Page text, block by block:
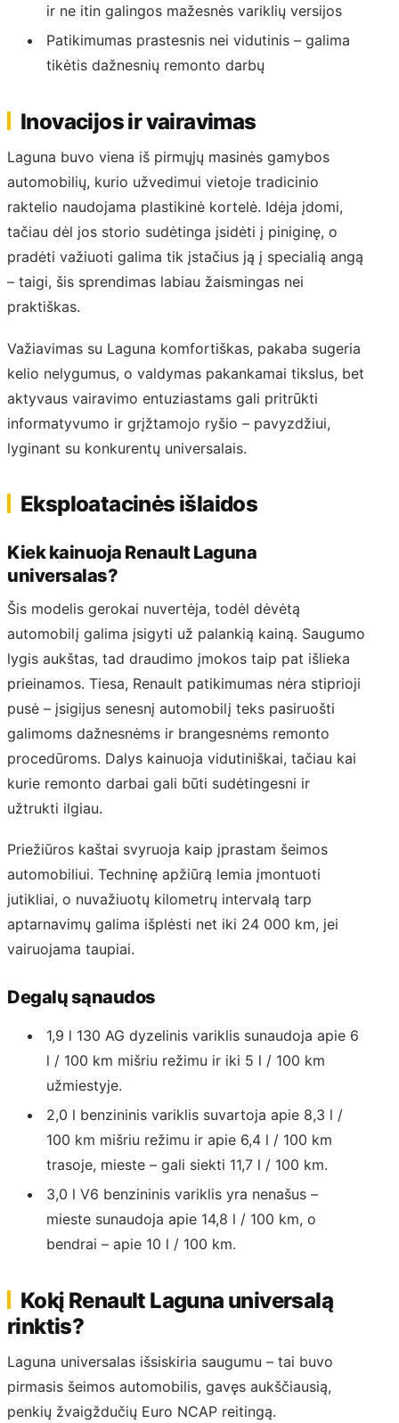
ir ne itin galingos mažesnės variklių versijos
Patikimumas prastesnis nei vidutinis – galima
tikėtis dažnesnių remonto darbų
Inovacijos ir vairavimas
Laguna buvo viena iš pirmųjų masinės gamybos
automobilių, kurio užvedimui vietoje tradicinio
raktelio naudojama plastikinė kortelė. Idėja įdomi,
tačiau dėl jos storio sudėtinga įsidėti į piniginę, o
pradėti važiuoti galima tik įstačius ją į specialią angą
– taigi, šis sprendimas labiau žaismingas nei
praktiškas.
Važiavimas su Laguna komfortiškas, pakaba sugeria
kelio nelygumus, o valdymas pakankamai tikslus, bet
aktyvaus vairavimo entuziastams gali pritrūkti
informatyvumo ir grįžtamojo ryšio – pavyzdžiui,
lyginant su konkurentų universalais.
Eksploatacinės išlaidos
Kiek kainuoja Renault Laguna
universalas?
Šis modelis gerokai nuvertėja, todėl dėvėtą
automobilį galima įsigyti už palankią kainą. Saugumo
lygis aukštas, tad draudimo įmokos taip pat išlieka
prieinamos. Tiesa, Renault patikimumas nėra stiprioji
pusė – įsigijus senesnį automobilį teks pasiruošti
galimoms dažnesnėms ir brangesnėms remonto
procedūroms. Dalys kainuoja vidutiniškai, tačiau kai
kurie remonto darbai gali būti sudėtingesni ir
užtrukti ilgiau.
Priežiūros kaštai svyruoja kaip įprastam šeimos
automobiliui. Techninę apžiūrą lemia įmontuoti
jutikliai, o nuvažiuotų kilometrų intervalą tarp
aptarnavimų galima išplėsti net iki 24 000 km, jei
vairuojama taupiai.
Degalų sąnaudos
1,9 l 130 AG dyzelinis variklis sunaudoja apie 6
l / 100 km mišriu režimu ir iki 5 l / 100 km
užmiestyje.
2,0 l benzininis variklis suvartoja apie 8,3 l /
100 km mišriu režimu ir apie 6,4 l / 100 km
trasoje, mieste – gali siekti 11,7 l / 100 km.
3,0 l V6 benzininis variklis yra nenašus –
mieste sunaudoja apie 14,8 l / 100 km, o
bendrai – apie 10 l / 100 km.
Kokį Renault Laguna universalą
rinktis?
Laguna universalas išsiskiria saugumu – tai buvo
pirmasis šeimos automobilis, gavęs aukščiausią,
penkių žvaigždučių Euro NCAP reitingą.